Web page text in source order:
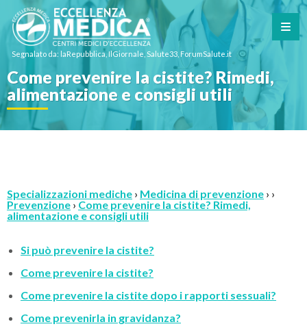
Segnalato da: laRepubblica, IlGiornale, Salute33, ForumSalute.it
Come prevenire la cistite? Rimedi,
alimentazione e consigli utili
Specializzazioni mediche › Medicina di prevenzione › ›
Prevenzione › Come prevenire la cistite? Rimedi,
alimentazione e consigli utili
Si può prevenire la cistite?
Come prevenire la cistite?
Come prevenire la cistite dopo i rapporti sessuali?
Come prevenirla in gravidanza?